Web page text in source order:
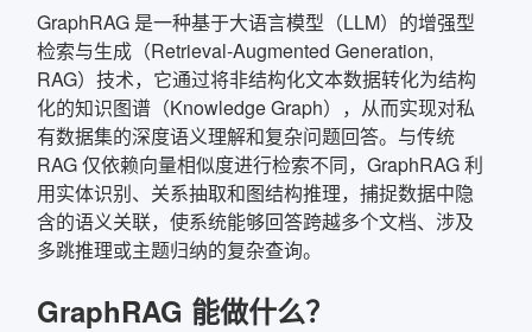
GraphRAG 是一种基于大语言模型（LLM）的增强型
检索与生成（Retrieval-Augmented Generation,
RAG）技术，它通过将非结构化文本数据转化为结构
化的知识图谱（Knowledge Graph），从而实现对私
有数据集的深度语义理解和复杂问题回答。与传统
RAG 仅依赖向量相似度进行检索不同，GraphRAG 利
用实体识别、关系抽取和图结构推理，捕捉数据中隐
含的语义关联，使系统能够回答跨越多个文档、涉及
多跳推理或主题归纳的复杂查询。
GraphRAG 能做什么？
获取最新文档失败，请稍后重试
确定
复制弹框内信息